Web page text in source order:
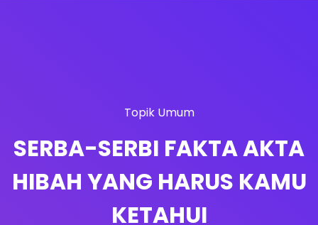
Topik Umum
SERBA-SERBI FAKTA AKTA
HIBAH YANG HARUS KAMU
KETAHUI